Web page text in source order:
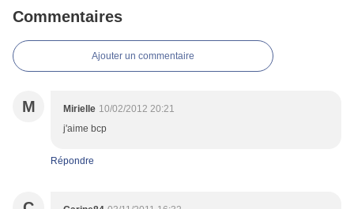
Commentaires
Ajouter un commentaire
M Mirielle 10/02/2012 20:21
j'aime bcp
Répondre